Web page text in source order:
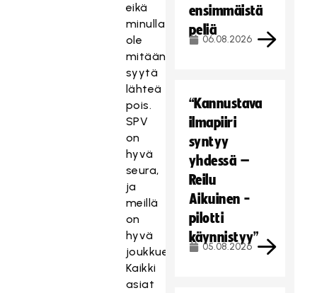
eikä
minulla
ole
mitään
syytä
lähteä
pois.
SPV
on
hyvä
seura,
ja
meillä
on
hyvä
joukkue.
Kaikki
asiat
ensimmäistä
peliä
06.08.2026
“Kannustava
ilmapiiri
syntyy
yhdessä –
Reilu
Aikuinen -
pilotti
käynnistyy”
05.08.2026